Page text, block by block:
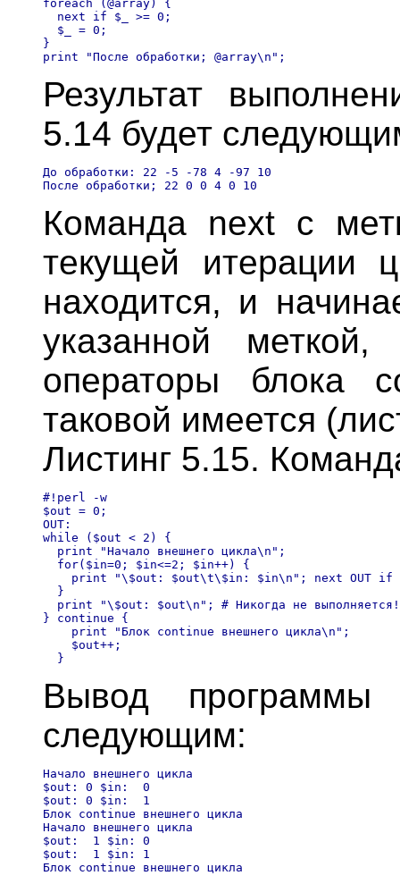
foreach (@аrrау) {
  next if $_ >= 0;
  $_ = 0;
}
Результат
5.14 будет
До обработки: 22 -5 -78 4 -97 10
Команда next с
текущей итерации
находится, и
указанной меткой,
операторы блока
таковой имеется
Листинг 5.15.
#!perl -w
$out = 0;
OUT:
while ($out < 2) {
  print "Начало внешнего цикла\n";
  for($in=0; $in<=2; $in++) {
print "\$out: $out\t\$in: $in\n"; next OUT if
  }
print "\$out: $out\n"; # Никогда не
} continue {
    print "Блок continue внешнего цикла\n";
    $out++;
Вывод
следующим:
Начало внешнего цикла
$out: 0 $in:  0
$out: 0 $in:  1
Блок continue внешнего цикла
Начало внешнего цикла
$out:  1 $in: 0
$out:  1 $in: 1